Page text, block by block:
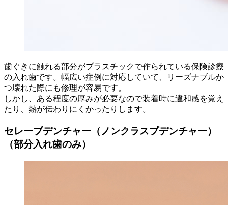
歯ぐきに触れる部分がプラスチックで作られている保険診療
の入れ歯です。幅広い症例に対応していて、リーズナブルか
つ壊れた際にも修理が容易です。
しかし、ある程度の厚みが必要なので装着時に違和感を覚え
たり、熱が伝わりにくかったりします。
セレーブデンチャー（ノンクラスプデンチャー）
（部分入れ歯のみ）